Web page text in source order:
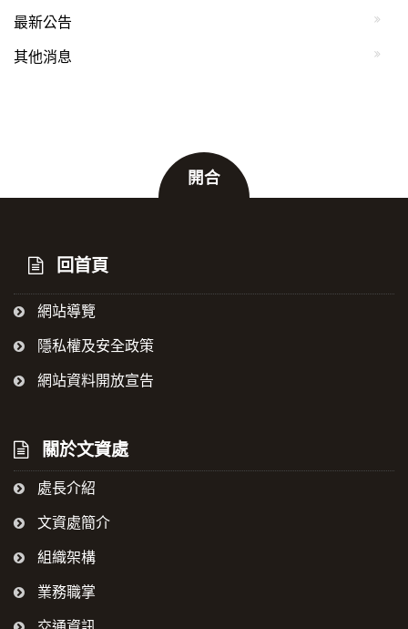
最新公告
其他消息
開合
回首頁
網站導覽
隱私權及安全政策
網站資料開放宣告
關於文資處
處長介紹
文資處簡介
組織架構
業務職掌